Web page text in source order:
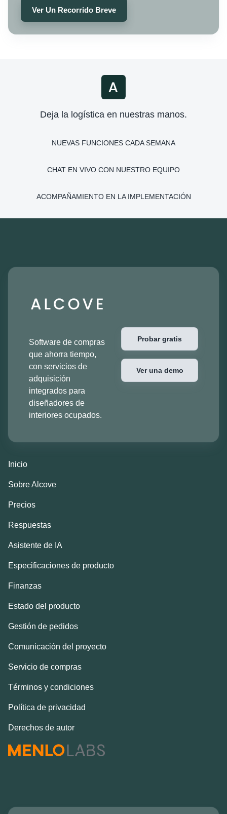
Ver Un Recorrido Breve
Deja la logística en nuestras manos.
NUEVAS FUNCIONES CADA SEMANA
CHAT EN VIVO CON NUESTRO EQUIPO
ACOMPAÑAMIENTO EN LA IMPLEMENTACIÓN
Software de compras
que ahorra tiempo,
con servicios de
adquisición
integrados para
diseñadores de
interiores ocupados.
Probar gratis
Ver una demo
Inicio
Sobre Alcove
Precios
Respuestas
Asistente de IA
Especificaciones de producto
Finanzas
Estado del producto
Gestión de pedidos
Comunicación del proyecto
Servicio de compras
Términos y condiciones
Política de privacidad
Derechos de autor